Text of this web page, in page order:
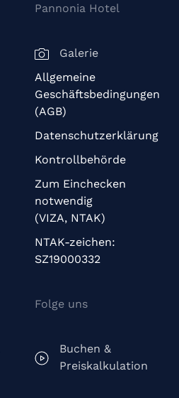
Pannonia Hotel
Galerie
Allgemeine
Geschäftsbedingungen
(AGB)
Datenschutzerklärung
Kontrollbehörde
Zum Einchecken
notwendig
(VIZA, NTAK)
NTAK-zeichen:
SZ19000332
Folge uns
Buchen &
Preiskalkulation